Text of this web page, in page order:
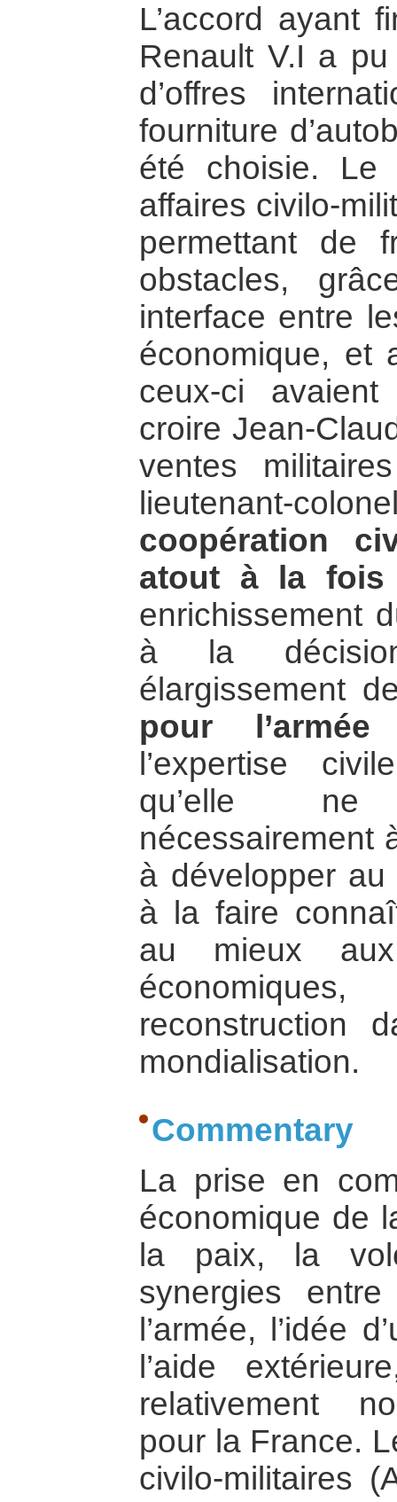
L’accord ayant
Renault V.I a
d’offres
fourniture
été choisie.
affaires civilo-
permettant de
obstacles,
interface entre
économique, et
ceux-ci
croire Jean-
ventes
lieutenant-
coopération
atout à la fois
enrichissement
à la
élargissement
pour l’armée
l’expertise
qu’elle
nécessairement
à développer
à la faire
au mieux
reconstruction
mondialisation.
Commentary
La prise en
économique de
la paix, la
synergies
l’armée, l’idée
l’aide
relativement
pour la France.
civilo-militaires